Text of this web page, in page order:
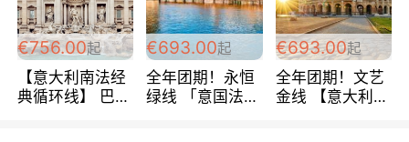
€756.00起
【意大利南法经
典循环线】 巴黎
€693.00起
全年团期！永恒
绿线 「意国法
€693.00起
全年团期！文艺
金线 【意大利一